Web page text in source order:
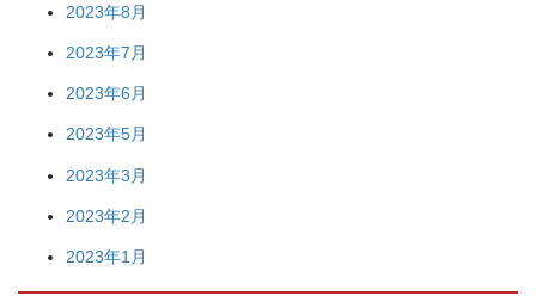
2023年8月
2023年7月
2023年6月
2023年5月
2023年3月
2023年2月
2023年1月